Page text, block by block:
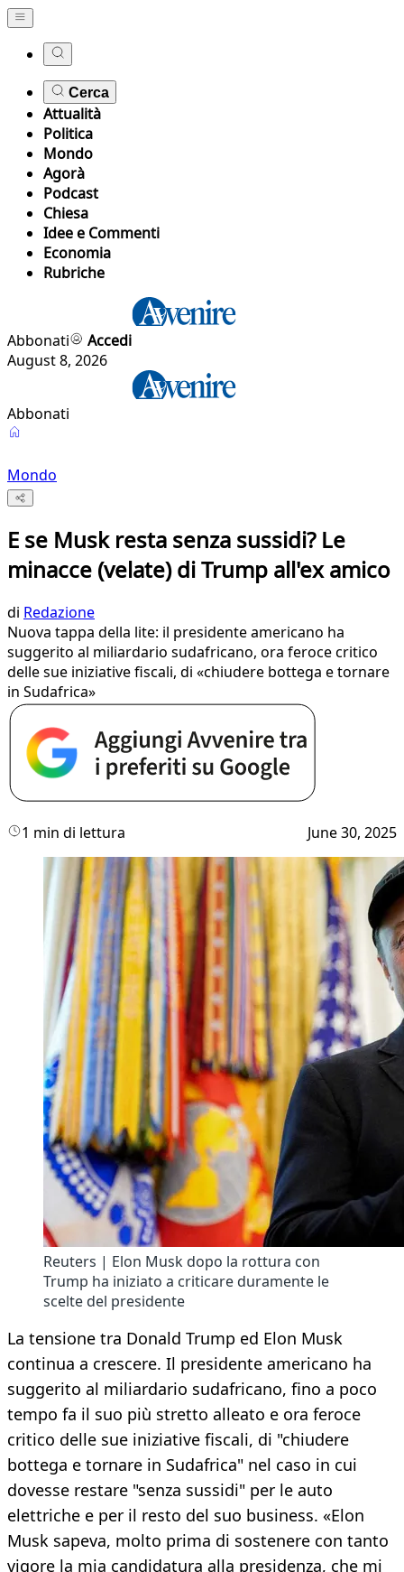
Cerca
Attualità
Politica
Mondo
Agorà
Podcast
Chiesa
Idee e Commenti
Economia
Rubriche
Abbonati
Accedi
August 8, 2026
Abbonati
Mondo
E se Musk resta senza sussidi? Le
minacce (velate) di Trump all'ex amico
di Redazione
Nuova tappa della lite: il presidente americano ha
suggerito al miliardario sudafricano, ora feroce critico
delle sue iniziative fiscali, di «chiudere bottega e tornare
in Sudafrica»
1 min di lettura June 30, 2025
Reuters | Elon Musk dopo la rottura con
Trump ha iniziato a criticare duramente le
scelte del presidente
La tensione tra Donald Trump ed Elon Musk
continua a crescere. Il presidente americano ha
suggerito al miliardario sudafricano, fino a poco
tempo fa il suo più stretto alleato e ora feroce
critico delle sue iniziative fiscali, di "chiudere
bottega e tornare in Sudafrica" nel caso in cui
dovesse restare "senza sussidi" per le auto
elettriche e per il resto del suo business. «Elon
Musk sapeva, molto prima di sostenere con tanto
vigore la mia candidatura alla presidenza, che mi